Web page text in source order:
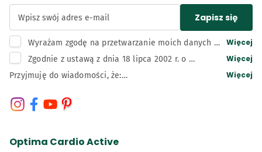
Wpisz swój adres e-mail Zapisz się
Wyrażam zgodę na przetwarzanie moich danych
osobowych, tj. adresu e-mail, przez administratora
celu związanym z działaniami marketingowymi
Więcej
Zgodnie z ustawą z dnia 18 lipca 2002 r. o
świadczeniu usług drogą elektroniczną wyrażam
przesyłanych przez Bunge Polska sp. z o.o. z
siedzibą w Kruszwicy drogą elektroniczną (e-mail,
Więcej
Przyjmuję do wiadomości, że:
Polska Spółka z ograniczoną odpowiedzialnością z
siedzibą w Kruszwicy, adres: 88-150 Kruszwica, ul.
Krajowego Rejestru Sądowego prowadzonego przez Sąd
Rejonowy w Bydgoszczy, XIII Wydział Gospodarczy
Więcej
Optima Cardio Active